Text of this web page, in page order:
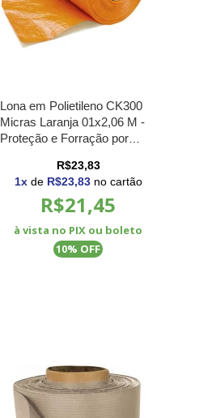
Lona em Polietileno CK300
Micras Laranja 01x2,06 M -
Proteção e Forração por
R$23,83
1xde R$23,83no cartão
R$21,45
à vista no PIX ou boleto
10% OFF